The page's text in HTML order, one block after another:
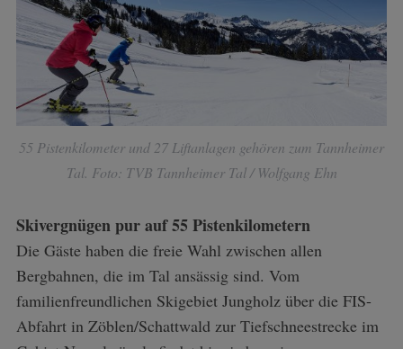
55 Pistenkilometer und 27 Liftanlagen gehören zum Tannheimer
Tal. Foto: TVB Tannheimer Tal / Wolfgang Ehn
Skivergnügen pur auf 55 Pistenkilometern
Die Gäste haben die freie Wahl zwischen allen
Bergbahnen, die im Tal ansässig sind. Vom
familienfreundlichen Skigebiet Jungholz über die FIS-
Abfahrt in Zöblen/Schattwald zur Tiefschneestrecke im